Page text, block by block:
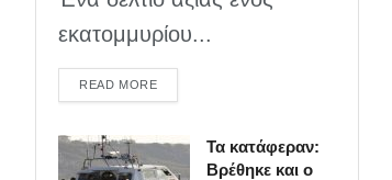
εκατομμυρίου...
READ MOREDETAILS
Τα κατάφεραν:
Βρέθηκε και ο